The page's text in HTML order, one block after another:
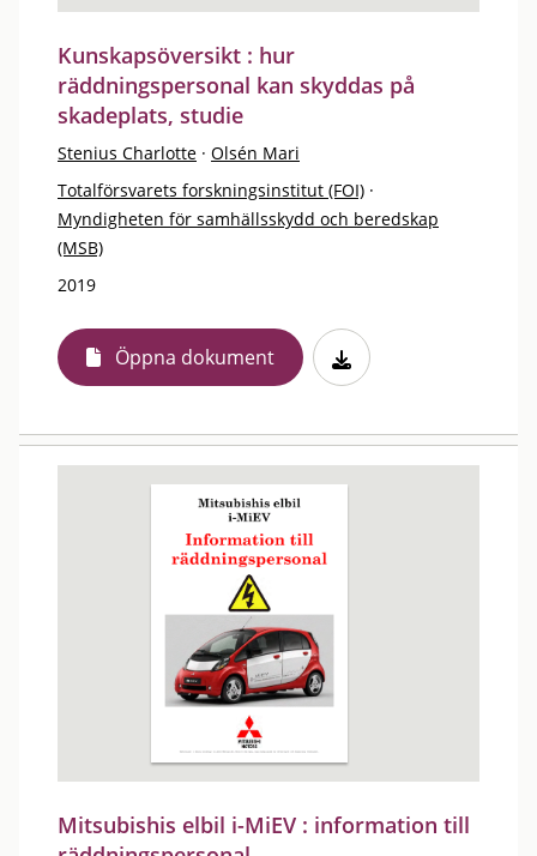
Kunskapsöversikt : hur
räddningspersonal kan skyddas på
skadeplats, studie
Stenius Charlotte · Olsén Mari
Totalförsvarets forskningsinstitut (FOI) ·
Myndigheten för samhällsskydd och beredskap
(MSB)
2019
Öppna dokument
Mitsubishis elbil i-MiEV : information till